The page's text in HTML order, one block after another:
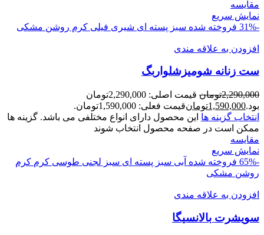
مقايسه
نمایش سریع
-31%
فروخته شده سبز پسته ای شیری فیلی کرم روشن مشکی
افزودن به علاقه مندی
ست زنانه شوميزشلواربگ
2,290,000تومان
قیمت اصلی: 2,290,000تومان
بود.1,590,000تومانقیمت فعلی: 1,590,000تومان.
انتخاب گزینه ها این محصول دارای انواع مختلفی می باشد. گزینه ها
ممکن است در صفحه محصول انتخاب شوند
مقايسه
نمایش سریع
-65%
فروخته شده آبی سبز پسته ای سبز لجنی طوسی کرم کرم
روشن مشکی
افزودن به علاقه مندی
سویشرت بالانسیگا